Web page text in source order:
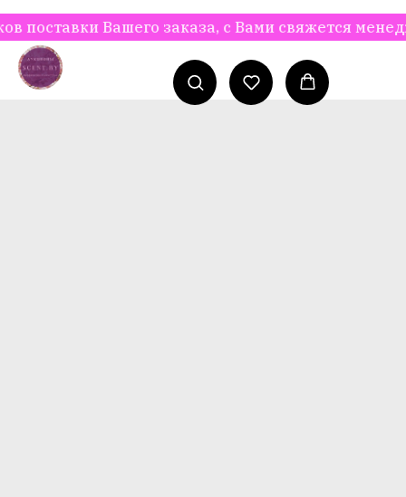
Вашего заказа, с Вами свяжется